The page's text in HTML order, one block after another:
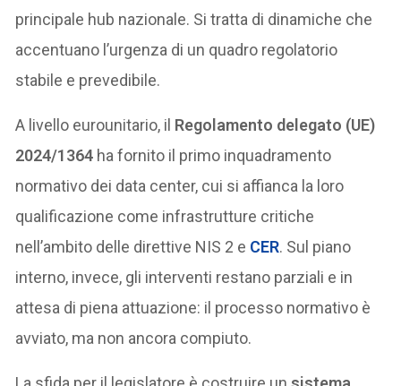
principale hub nazionale. Si tratta di dinamiche che
accentuano l’urgenza di un quadro regolatorio
stabile e prevedibile.
A livello eurounitario, il Regolamento delegato (UE)
2024/1364 ha fornito il primo inquadramento
normativo dei data center, cui si affianca la loro
qualificazione come infrastrutture critiche
nell’ambito delle direttive NIS 2 e CER. Sul piano
interno, invece, gli interventi restano parziali e in
attesa di piena attuazione: il processo normativo è
avviato, ma non ancora compiuto.